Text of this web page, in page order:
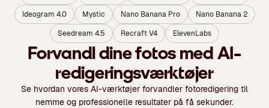
Ideogram 4.0
Mystic Nano Banana Pro
Nano Banana 2
Seedream 4.5
Recraft V4 ElevenLabs
Forvandl dine fotos med AI-
redigeringsværktøjer
Se hvordan vores AI-værktøjer forvandler fotoredigering til
nemme og professionelle resultater på få sekunder.